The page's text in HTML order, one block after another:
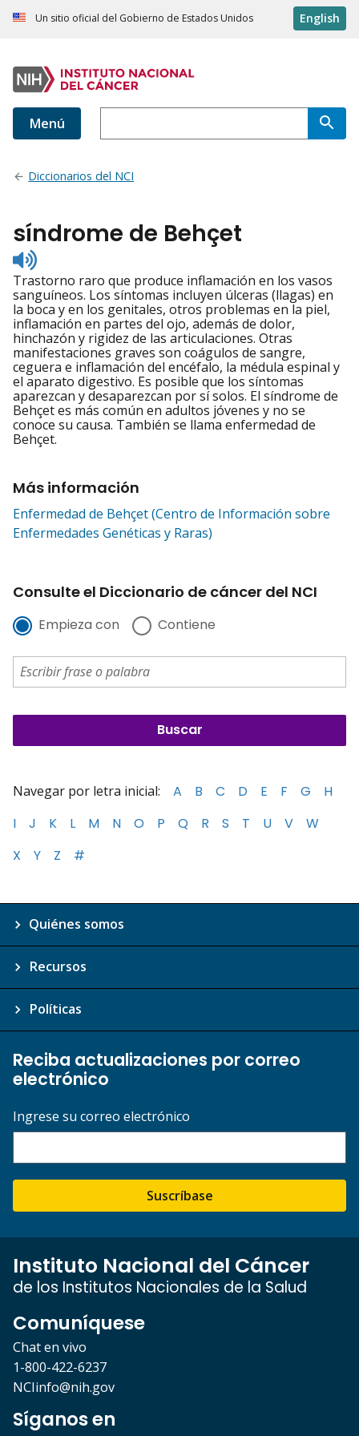
Un sitio oficial del Gobierno de Estados Unidos English
Menú
Diccionarios del NCI
síndrome de Behçet
Listen
to
pronunciation
Trastorno raro que produce inflamación en los vasos
sanguíneos. Los síntomas incluyen úlceras (llagas) en
la boca y en los genitales, otros problemas en la piel,
inflamación en partes del ojo, además de dolor,
hinchazón y rigidez de las articulaciones. Otras
manifestaciones graves son coágulos de sangre,
ceguera e inflamación del encéfalo, la médula espinal y
el aparato digestivo. Es posible que los síntomas
aparezcan y desaparezcan por sí solos. El síndrome de
Behçet es más común en adultos jóvenes y no se
conoce su causa. También se llama enfermedad de
Behçet.
Más información
Enfermedad de Behçet (Centro de Información sobre
Enfermedades Genéticas y Raras)
Consulte el Diccionario de cáncer del NCI
Empieza con Contiene
Navegar por letra inicial: A B C D E F G
H
I
J K L M N O P Q R S T U V
W
X
Y Z #
Quiénes somos
Recursos
Políticas
Reciba actualizaciones por correo
electrónico
Ingrese su correo electrónico
Suscríbase
Instituto Nacional del Cáncer
de los Institutos Nacionales de la Salud
Comuníquese
Chat en vivo
1-800-422-6237
NCIinfo@nih.gov
Síganos en